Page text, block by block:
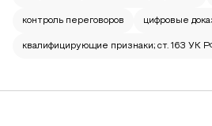
контроль переговоров цифровые
квалифицирующие признаки; ст. 163 УК